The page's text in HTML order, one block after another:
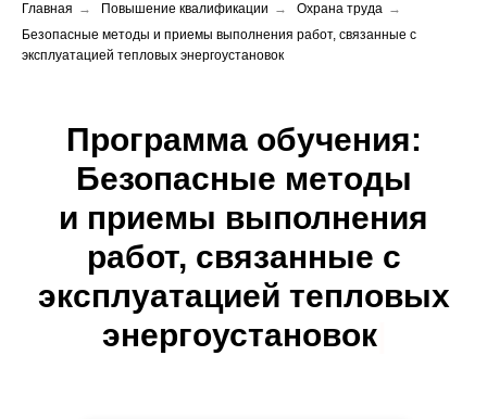
Главная → Повышение квалификации → Охрана труда →
Безопасные методы и приемы выполнения работ, связанные с
эксплуатацией тепловых энергоустановок
Программа обучения:
Безопасные методы
и приемы выполнения
работ, связанные с
эксплуатацией тепловых
энергоустановок|